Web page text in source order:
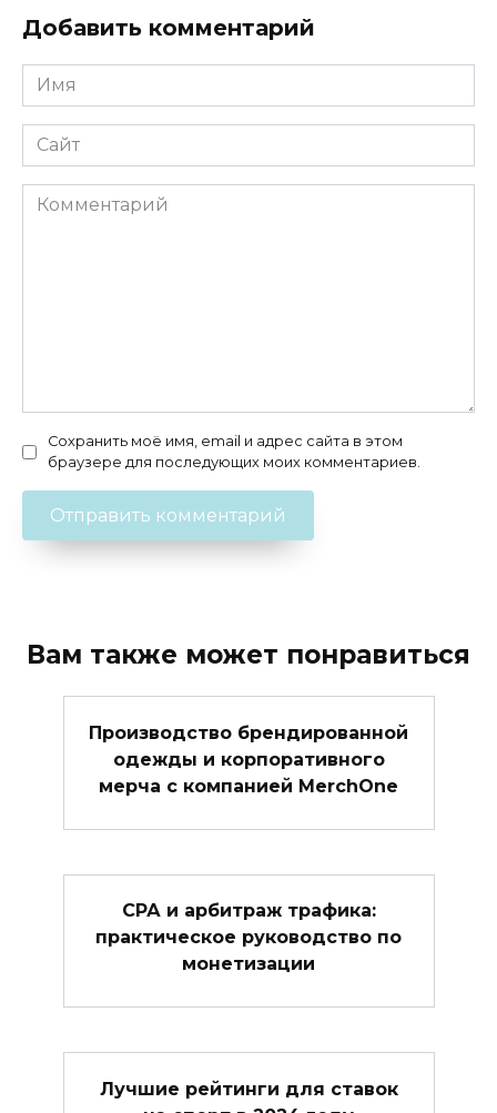
Добавить комментарий
Имя
*
Сайт
Комментарий
Сохранить моё имя, email и адрес сайта в этом
браузере для последующих моих комментариев.
Вам также может понравиться
Производство брендированной
одежды и корпоративного
мерча с компанией MerchOne
СРА и арбитраж трафика:
практическое руководство по
монетизации
Лучшие рейтинги для ставок